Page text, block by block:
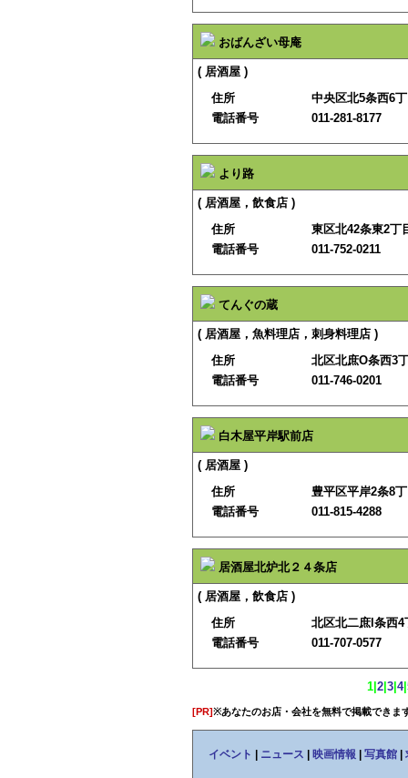
おばんざい母庵
( 居酒屋 )
住所
中央区北5条西6
電話番号
011-281-8177
より路
( 居酒屋，飲食店 )
住所
東区北42条東2丁
電話番号
011-752-0211
てんぐの蔵
( 居酒屋，魚料理店，刺身料理店 )
住所
北区北庶O条西3
電話番号
011-746-0201
白木屋平岸駅前店
( 居酒屋 )
住所
豊平区平岸2条8
電話番号
011-815-4288
居酒屋北炉北２４条店
( 居酒屋，飲食店 )
住所
北区北二庶l条西4
電話番号
011-707-0577
1| 2| 3| 4|
[PR]※あなたのお店・会社を無料で掲載できま
イベント ニュース 映画情報 写真館|